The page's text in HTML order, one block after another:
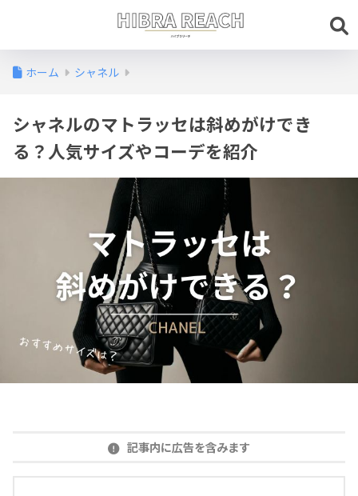
ホーム シャネル
シャネルのマトラッセは斜めがけでき
る？人気サイズやコーデを紹介
記事内に広告を含みます